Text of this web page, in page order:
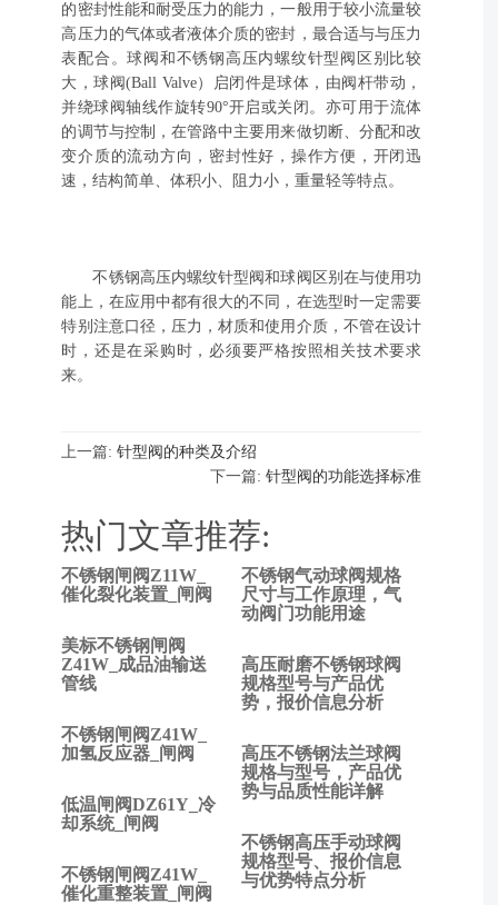
的密封性能和耐受压力的能力，一般用于较小流量较
高压力的气体或者液体介质的密封，最合适与与压力
表配合。球阀和不锈钢高压内螺纹针型阀区别比较
大，球阀(Ball Valve）启闭件是球体，由阀杆带动，
并绕球阀轴线作旋转90°开启或关闭。亦可用于流体
的调节与控制，在管路中主要用来做切断、分配和改
变介质的流动方向，密封性好，操作方便，开闭迅
速，结构简单、体积小、阻力小，重量轻等特点。
不锈钢高压内螺纹针型阀和球阀区别在与使用功
能上，在应用中都有很大的不同，在选型时一定需要
特别注意口径，压力，材质和使用介质，不管在设计
时，还是在采购时，必须要严格按照相关技术要求
来。
上一篇: 针型阀的种类及介绍
下一篇: 针型阀的功能选择标准
热门文章推荐:
不锈钢闸阀Z11W_
催化裂化装置_闸阀
美标不锈钢闸阀
Z41W_成品油输送
管线
不锈钢闸阀Z41W_
加氢反应器_闸阀
低温闸阀DZ61Y_冷
却系统_闸阀
不锈钢闸阀Z41W_
催化重整装置_闸阀
不锈钢气动球阀规格
尺寸与工作原理，气
动阀门功能用途
高压耐磨不锈钢球阀
规格型号与产品优
势，报价信息分析
高压不锈钢法兰球阀
规格与型号，产品优
势与品质性能详解
不锈钢高压手动球阀
规格型号、报价信息
与优势特点分析
上
一
针
型
阀
种
类
介
绍